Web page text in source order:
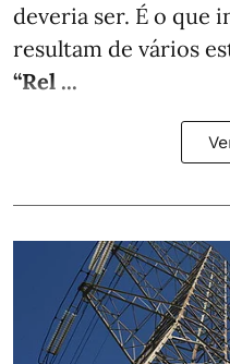
deveria ser. É o que
resultam de vários
“Rel ...